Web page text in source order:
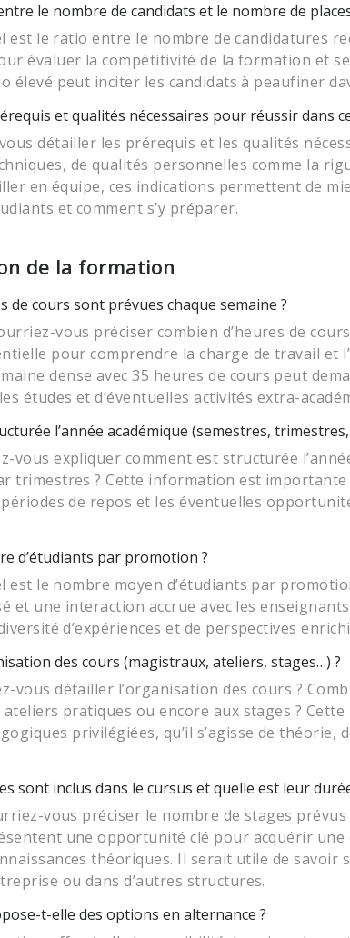
le nombre de candidats et le nombre de
est le ratio entre le nombre de candidatures
évaluer la compétitivité de la formation et
élevé peut inciter les candidats à peaufiner
et qualités nécessaires pour réussir dans
détailler les prérequis et les qualités
de qualités personnelles comme la
en équipe, ces indications permettent de
et comment s’y préparer.
de la formation
de cours sont prévues chaque semaine ?
vous préciser combien d’heures de
pour comprendre la charge de travail et
dense avec 35 heures de cours peut
études et d’éventuelles activités extra-
l’année académique (semestres, trimestres,
vous expliquer comment est structurée
trimestres ? Cette information est
de repos et les éventuelles
d’étudiants par promotion ?
est le nombre moyen d’étudiants par
et une interaction accrue avec les
d’expériences et de perspectives
des cours (magistraux, ateliers, stages…) ?
vous détailler l’organisation des cours ?
pratiques ou encore aux stages ?
privilégiées, qu’il s’agisse de théorie,
sont inclus dans le cursus et quelle est leur
vous préciser le nombre de stages
une opportunité clé pour acquérir
théoriques. Il serait utile de savoir
ou dans d’autres structures.
t-elle des options en alternance ?